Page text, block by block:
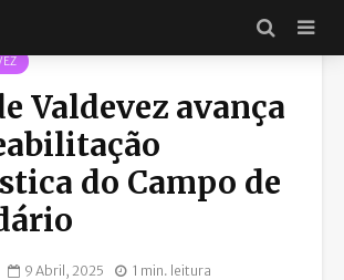
Valdevez avança
do Campo de
9 Abril, 2025 1 min. leitura